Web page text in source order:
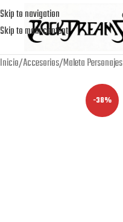
Skip to navigation
Skip to main content
Inicio Accesorios Maleta
-38%